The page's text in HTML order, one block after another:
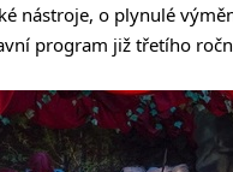
nástroje, o plynulé
program již třetího